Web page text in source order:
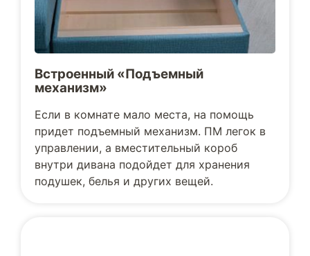
Встроенный «Подъемный
механизм»
Если в комнате мало места, на помощь
придет подъемный механизм. ПМ легок в
управлении, а вместительный короб
внутри дивана подойдет для хранения
подушек, белья и других вещей.